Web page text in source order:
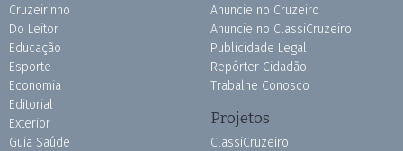
Cruzeirinho
Do Leitor
Educação
Esporte
Economia
Editorial
Exterior
Guia Saúde
Anuncie no Cruzeiro
Anuncie no ClassiCruzeiro
Publicidade Legal
Repórter Cidadão
Trabalhe Conosco
Projetos
ClassiCruzeiro